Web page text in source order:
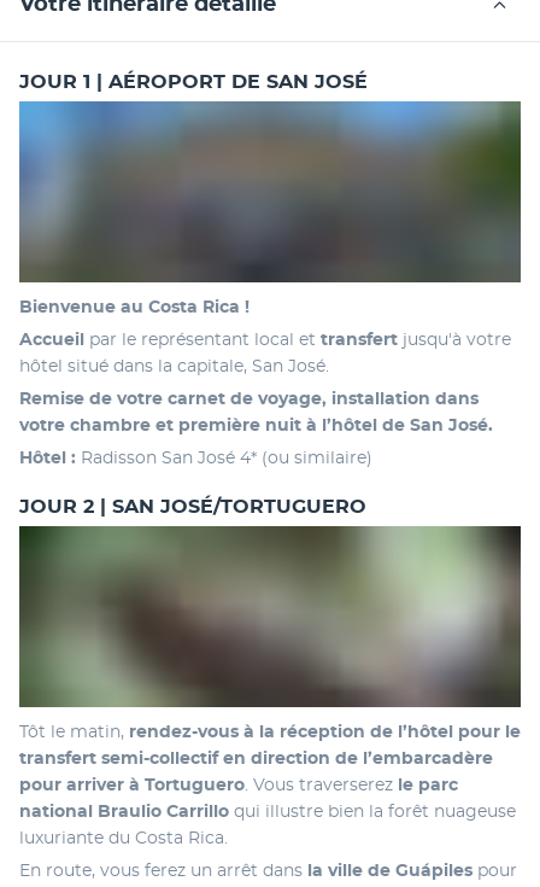
Votre itinéraire détaillé
JOUR 1 | AÉROPORT DE SAN JOSÉ
Bienvenue au Costa Rica !
Accueil par le représentant local et transfert jusqu'à votre
hôtel situé dans la capitale, San José.
Remise de votre carnet de voyage, installation dans
votre chambre et première nuit à l’hôtel de San José.
Hôtel : Radisson San José 4* (ou similaire)
JOUR 2 | SAN JOSÉ/TORTUGUERO
Tôt le matin, rendez-vous à la réception de l’hôtel pour le
transfert semi-collectif en direction de l’embarcadère
pour arriver à Tortuguero . Vous traverserez le parc
national Braulio Carrillo qui illustre bien la forêt nuageuse
luxuriante du Costa Rica.
En route, vous ferez un arrêt dans la ville de Guápiles pour